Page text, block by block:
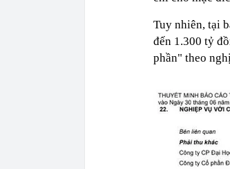
Tuy nhiên, tại
đến 1.300 tỷ
phần" theo